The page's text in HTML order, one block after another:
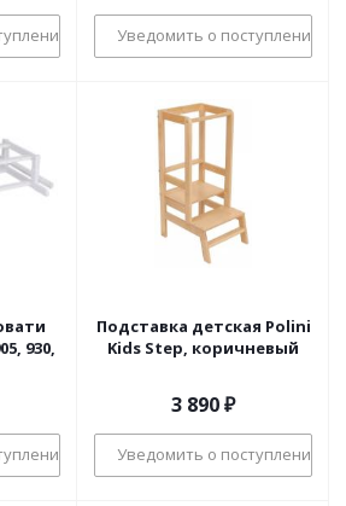
Уведомить о поступлении
930,
Подставка детская Polini
Kids Step, коричневый
3 890₽
Уведомить о поступлении